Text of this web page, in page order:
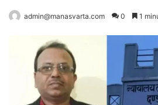
admin@manasvarta.com 0 1